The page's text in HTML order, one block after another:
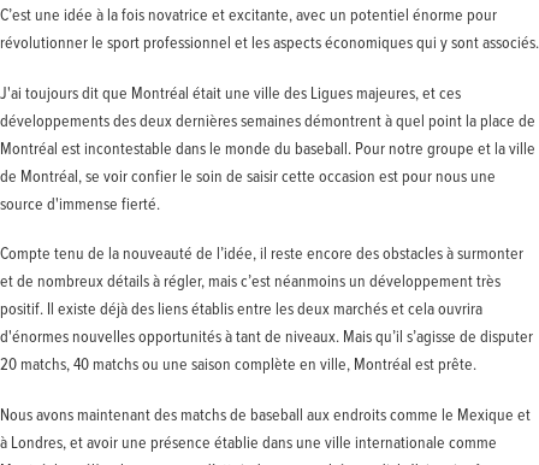
C’est une idée à la fois novatrice et excitante, avec un potentiel énorme pour
révolutionner le sport professionnel et les aspects économiques qui y sont associés.
J'ai toujours dit que Montréal était une ville des Ligues majeures, et ces
développements des deux dernières semaines démontrent à quel point la place de
Montréal est incontestable dans le monde du baseball. Pour notre groupe et la ville
de Montréal, se voir confier le soin de saisir cette occasion est pour nous une
source d'immense fierté.
Compte tenu de la nouveauté de l’idée, il reste encore des obstacles à surmonter
et de nombreux détails à régler, mais c’est néanmoins un développement très
positif. Il existe déjà des liens établis entre les deux marchés et cela ouvrira
d'énormes nouvelles opportunités à tant de niveaux. Mais qu’il s’agisse de disputer
20 matchs, 40 matchs ou une saison complète en ville, Montréal est prête.
Nous avons maintenant des matchs de baseball aux endroits comme le Mexique et
à Londres, et avoir une présence établie dans une ville internationale comme